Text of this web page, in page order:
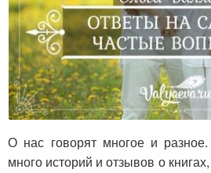
Ответы на самые частые
О нас говорят многое и
много историй и отзывов о